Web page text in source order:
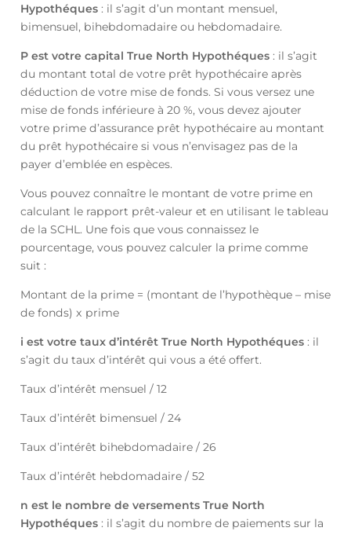
Hypothéques: il s’agit d’un montant mensuel,
bimensuel, bihebdomadaire ou hebdomadaire.
P est votre capital True North Hypothéques: il s’agit
du montant total de votre prêt hypothécaire après
déduction de votre mise de fonds. Si vous versez une
mise de fonds inférieure à 20 %, vous devez ajouter
votre prime d’assurance prêt hypothécaire au montant
du prêt hypothécaire si vous n’envisagez pas de la
payer d’emblée en espèces.
Vous pouvez connaître le montant de votre prime en
calculant le rapport prêt-valeur et en utilisant le tableau
de la SCHL. Une fois que vous connaissez le
pourcentage, vous pouvez calculer la prime comme
suit :
Montant de la prime = (montant de l’hypothèque – mise
de fonds) x prime
i est votre taux d’intérêt True North Hypothéques: il
s’agit du taux d’intérêt qui vous a été offert.
Taux d’intérêt mensuel / 12
Taux d’intérêt bimensuel / 24
Taux d’intérêt bihebdomadaire / 26
Taux d’intérêt hebdomadaire / 52
n est le nombre de versements True North
Hypothéques: il s’agit du nombre de paiements sur la